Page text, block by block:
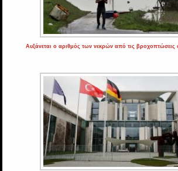
Αυξάνεται ο αριθμός των νεκρών από τις βροχοπτώσεις